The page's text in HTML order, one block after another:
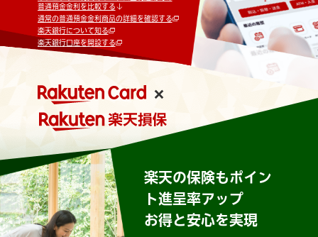
普通預金金利を比較する
通常の普通預金金利商品の詳細を確認する
楽天銀行について知る
楽天銀行口座を開設する
楽天の保険もポイン
ト進呈率アップ
お得と安心を実現